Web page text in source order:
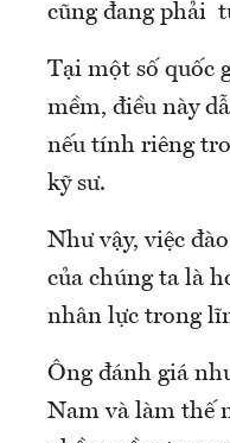
cũng đang phải
Tại một số quốc
mềm, điều này
nếu tính riêng
kỹ sư.
Như vậy, việc
của chúng ta là
nhân lực trong
Ông đánh giá
Nam và làm thế